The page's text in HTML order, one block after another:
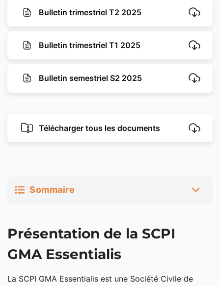
Bulletin trimestriel T2 2025
Bulletin trimestriel T1 2025
Bulletin semestriel S2 2025
Télécharger tous les documents
Sommaire
Stratégie d’investissement de GMA Essentialis
Présentation de la SCPI
GMA Essentialis
La SCPI GMA Essentialis est une Société Civile de